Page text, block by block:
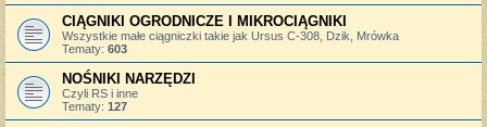
CIĄGNIKI OGRODNICZE I MIKROCIĄGNIKI
Wszystkie małe ciągniczki takie jak Ursus C-308, Dzik, Mrówka
Tematy: 603
NOŚNIKI NARZĘDZI
Czyli RS i inne
Tematy: 127